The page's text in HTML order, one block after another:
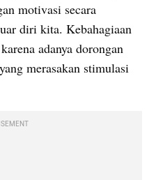
motivasi secara
diri kita. Kebahagiaan
adanya dorongan
merasakan stimulasi